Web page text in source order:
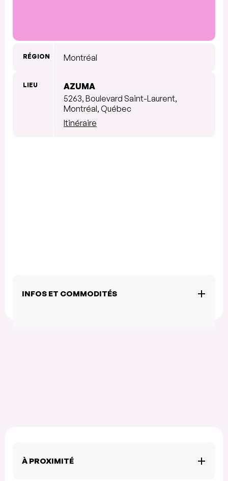
RÉGION Montréal
LIEU
AZUMA
5263, Boulevard Saint-Laurent,
Montréal, Québec
Itinéraire
INFOS ET COMMODITÉS
À PROXIMITÉ